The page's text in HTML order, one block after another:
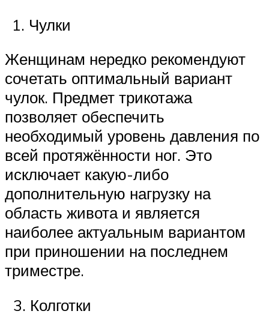
Чулки
Женщинам нередко рекомендуют
сочетать оптимальный вариант
чулок. Предмет трикотажа
позволяет обеспечить
необходимый уровень давления по
всей протяжённости ног. Это
исключает какую-либо
дополнительную нагрузку на
область живота и является
наиболее актуальным вариантом
при приношении на последнем
триместре.
3. Колготки